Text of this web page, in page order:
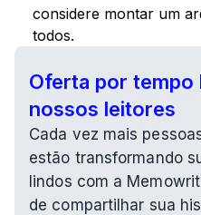
considere montar um
todos.
Oferta por tempo
nossos leitores
Cada vez mais
estão transformando
lindos com a
de compartilhar sua